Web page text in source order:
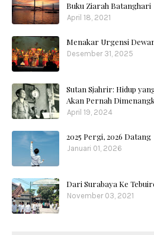
Buku Ziarah Batanghari
April 18, 2021
Menakar Urgensi
Desember 31, 2025
Sutan Sjahrir: Hidup
Akan Pernah
April 19, 2024
2025 Pergi, 2026 Datang
Januari 01, 2026
Dari Surabaya Ke
November 03, 2021